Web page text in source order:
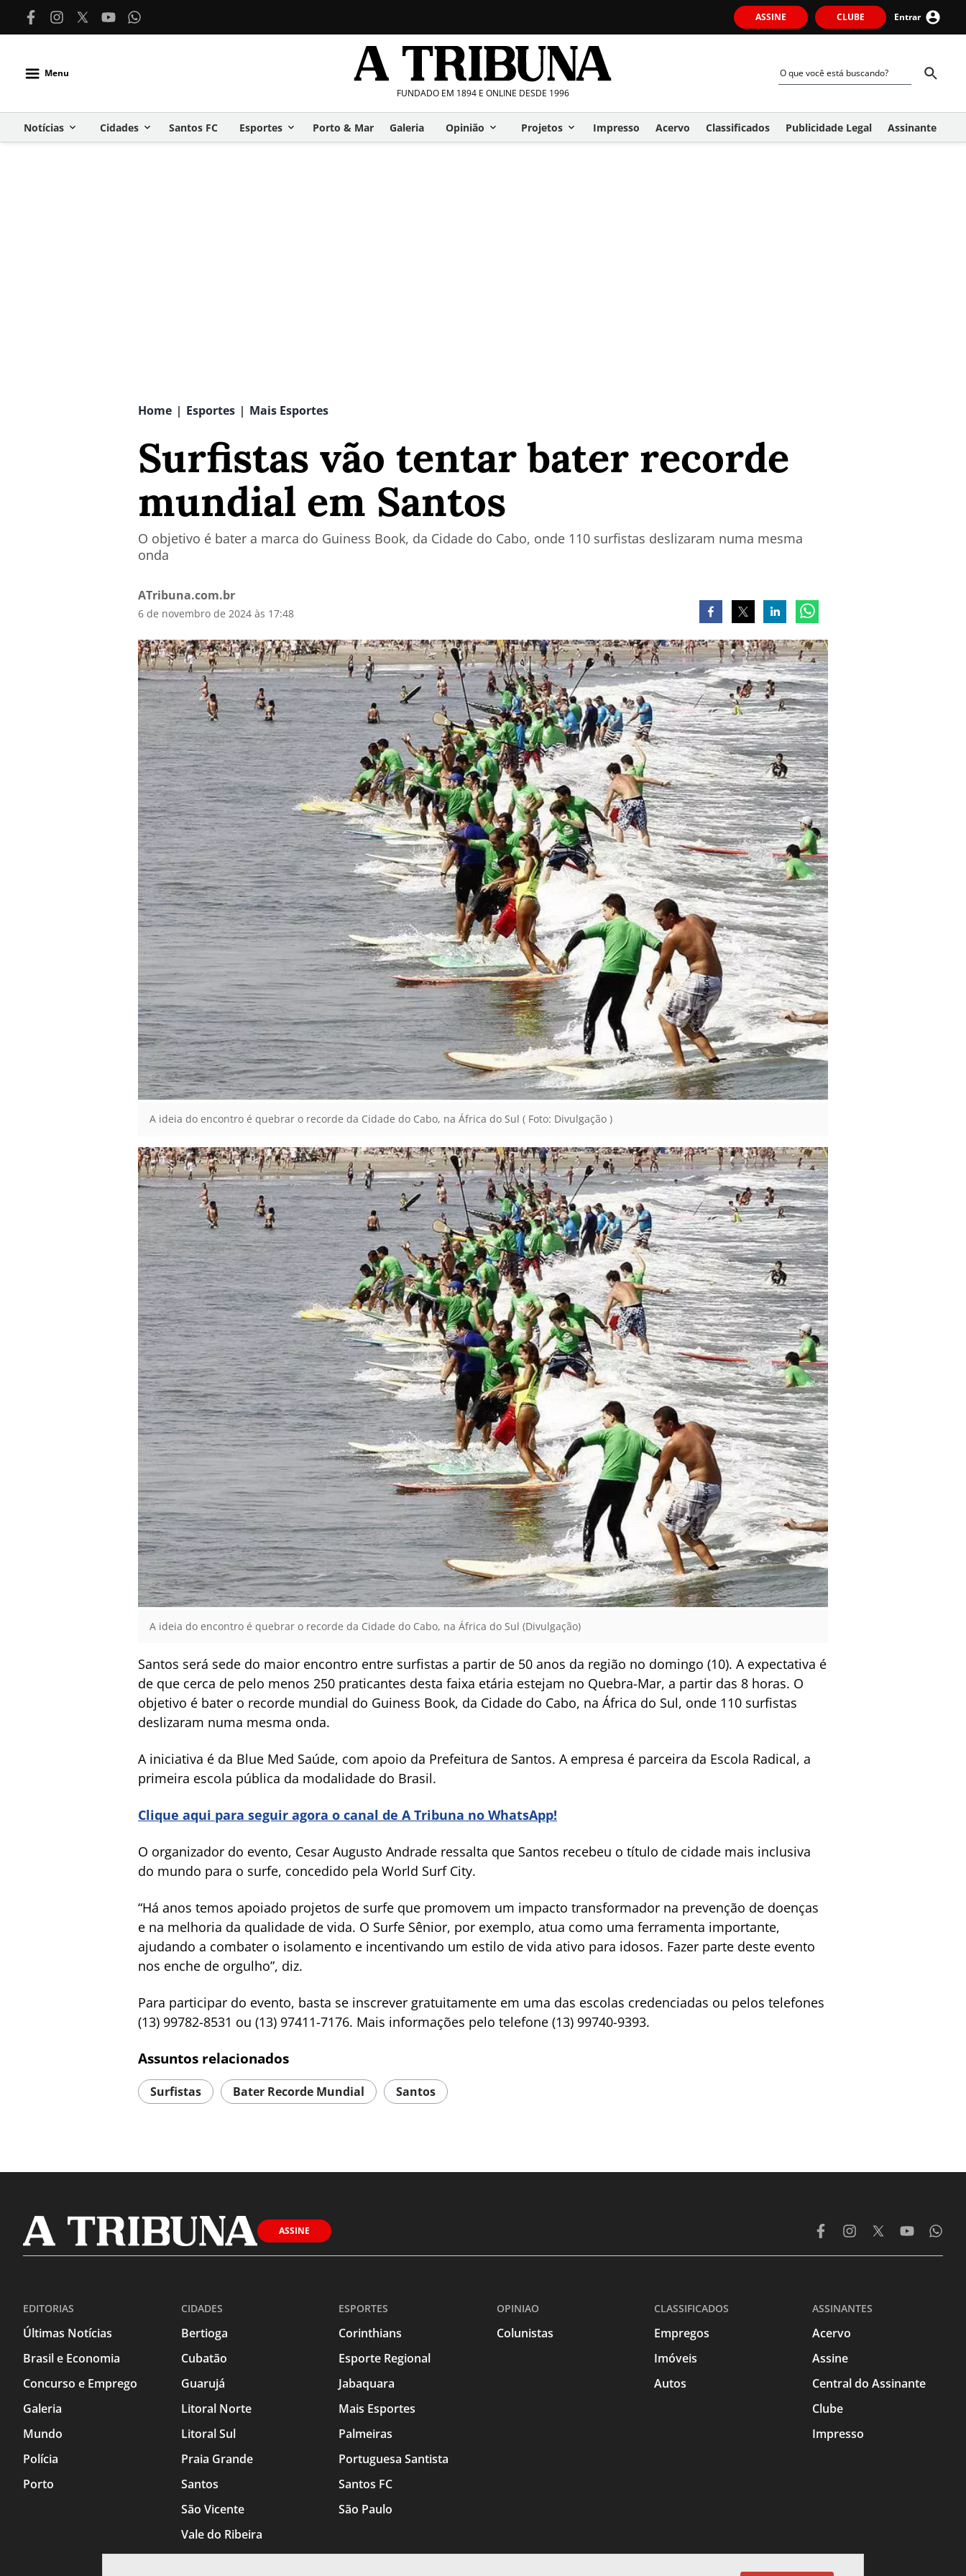
ASSINE CLUBE Entrar
Menu
FUNDADO EM 1894 E ONLINE DESDE 1996
Notícias Cidades Santos FC Esportes Porto & Mar Galeria Opinião Projetos Impresso Acervo Classificados Publicidade Legal Assinante
Home | Esportes | Mais Esportes
Surfistas vão tentar bater recorde
mundial em Santos
O objetivo é bater a marca do Guiness Book, da Cidade do Cabo, onde 110 surfistas deslizaram numa mesma
onda
ATribuna.com.br
6 de novembro de 2024 às 17:48
A ideia do encontro é quebrar o recorde da Cidade do Cabo, na África do Sul ( Foto: Divulgação )
A ideia do encontro é quebrar o recorde da Cidade do Cabo, na África do Sul (Divulgação)
Santos será sede do maior encontro entre surfistas a partir de 50 anos da região no domingo (10). A expectativa é
de que cerca de pelo menos 250 praticantes desta faixa etária estejam no Quebra-Mar, a partir das 8 horas. O
objetivo é bater o recorde mundial do Guiness Book, da Cidade do Cabo, na África do Sul, onde 110 surfistas
deslizaram numa mesma onda.
A iniciativa é da Blue Med Saúde, com apoio da Prefeitura de Santos. A empresa é parceira da Escola Radical, a
primeira escola pública da modalidade do Brasil.
Clique aqui para seguir agora o canal de A Tribuna no WhatsApp!
O organizador do evento, Cesar Augusto Andrade ressalta que Santos recebeu o título de cidade mais inclusiva
do mundo para o surfe, concedido pela World Surf City.
“Há anos temos apoiado projetos de surfe que promovem um impacto transformador na prevenção de doenças
e na melhoria da qualidade de vida. O Surfe Sênior, por exemplo, atua como uma ferramenta importante,
ajudando a combater o isolamento e incentivando um estilo de vida ativo para idosos. Fazer parte deste evento
nos enche de orgulho”, diz.
Para participar do evento, basta se inscrever gratuitamente em uma das escolas credenciadas ou pelos telefones
(13) 99782-8531 ou (13) 97411-7176. Mais informações pelo telefone (13) 99740-9393.
Assuntos relacionados
Surfistas Bater Recorde Mundial Santos
ASSINE
EDITORIAS
Últimas Notícias
Brasil e Economia
Concurso e Emprego
Galeria
Mundo
Polícia
Porto
CIDADES
Bertioga
Cubatão
Guarujá
Litoral Norte
Litoral Sul
Praia Grande
Santos
São Vicente
Vale do Ribeira
ESPORTES
Corinthians
Esporte Regional
Jabaquara
Mais Esportes
Palmeiras
Portuguesa Santista
Santos FC
São Paulo
OPINIAO
Colunistas
CLASSIFICADOS
Empregos
Imóveis
Autos
ASSINANTES
Acervo
Assine
Central do Assinante
Clube
Impresso